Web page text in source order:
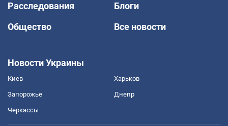
Расследования
Блоги
Общество
Все новости
Новости Украины
Киев Харьков
Запорожье Днепр
Черкассы